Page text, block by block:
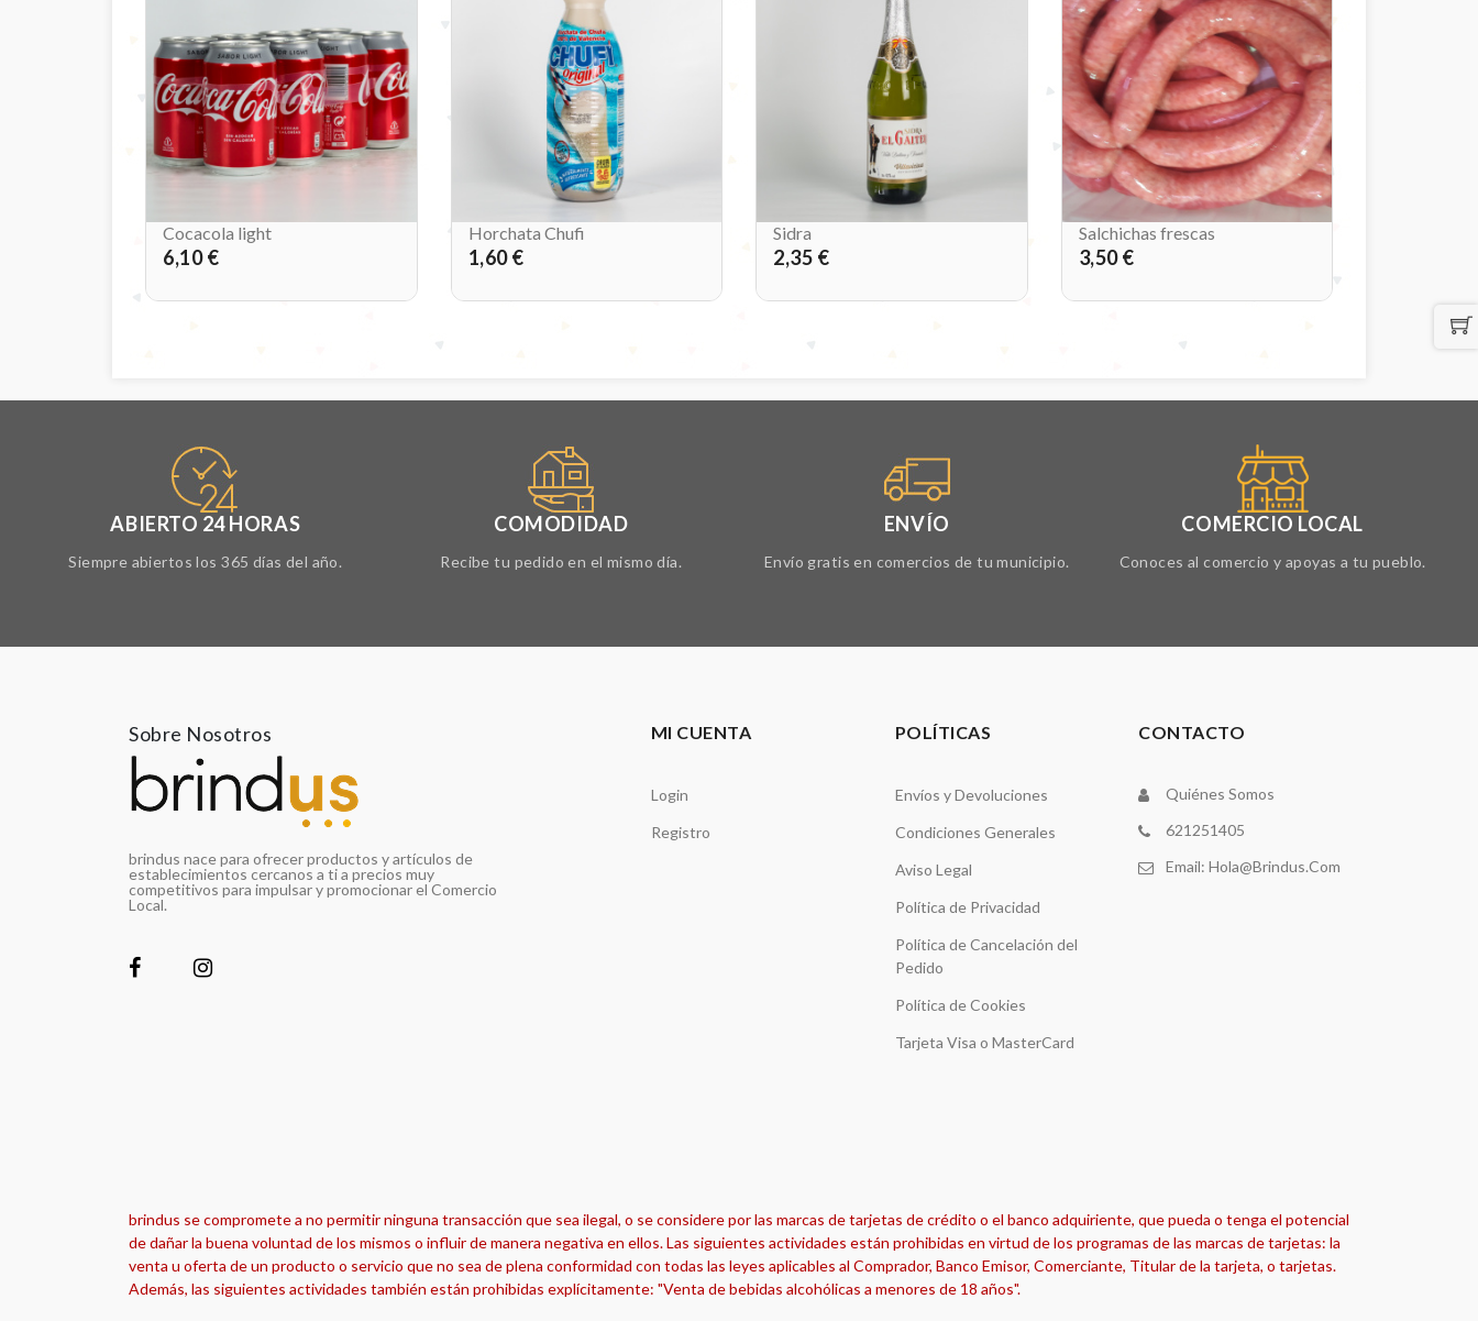
Cocacola light
6,10 €
Horchata Chufi
1,60 €
Sidra
2,35 €
Salchichas frescas
3,50 €
ABIERTO 24 HORAS
Siempre abiertos los 365 días del año.
COMODIDAD
Recibe tu pedido en el mismo día.
ENVÍO
Envío gratis en comercios de tu municipio.
COMERCIO LOCAL
Conoces al comercio y apoyas a tu pueblo.
Sobre Nosotros
brindus nace para ofrecer productos y artículos de
establecimientos cercanos a ti a precios muy
competitivos para impulsar y promocionar el Comercio
Local.
MI CUENTA
Login
Registro
POLÍTICAS
Envíos y Devoluciones
Condiciones Generales
Aviso Legal
Política de Privacidad
Política de Cancelación del
Pedido
Política de Cookies
Tarjeta Visa o MasterCard
CONTACTO
Quiénes Somos
621251405
Email:Hola@brindus.com
brindus se compromete a no permitir ninguna transacción que sea ilegal, o se considere por las marcas de tarjetas de crédito o el banco adquiriente, que pueda o tenga el potencial
de dañar la buena voluntad de los mismos o influir de manera negativa en ellos. Las siguientes actividades están prohibidas en virtud de los programas de las marcas de tarjetas: la
venta u oferta de un producto o servicio que no sea de plena conformidad con todas las leyes aplicables al Comprador, Banco Emisor, Comerciante, Titular de la tarjeta, o tarjetas.
Además, las siguientes actividades también están prohibidas explícitamente: "Venta de bebidas alcohólicas a menores de 18 años".